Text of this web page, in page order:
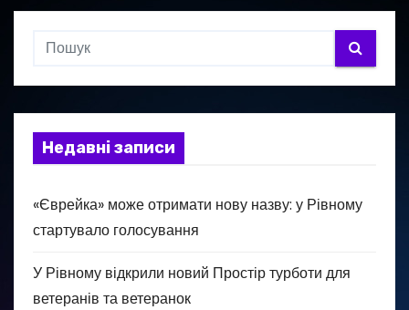
Недавні записи
«Єврейка» може отримати нову назву: у Рівному
стартувало голосування
У Рівному відкрили новий Простір турботи для
ветеранів та ветеранок